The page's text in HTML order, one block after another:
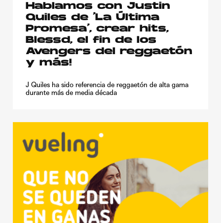
Hablamos con Justin
Quiles de ‘La Última
Promesa’, crear hits,
Blessd, el fin de los
Avengers del reggaetón
y más!
J Quiles ha sido referencia de reggaetón de alta gama
durante más de media década